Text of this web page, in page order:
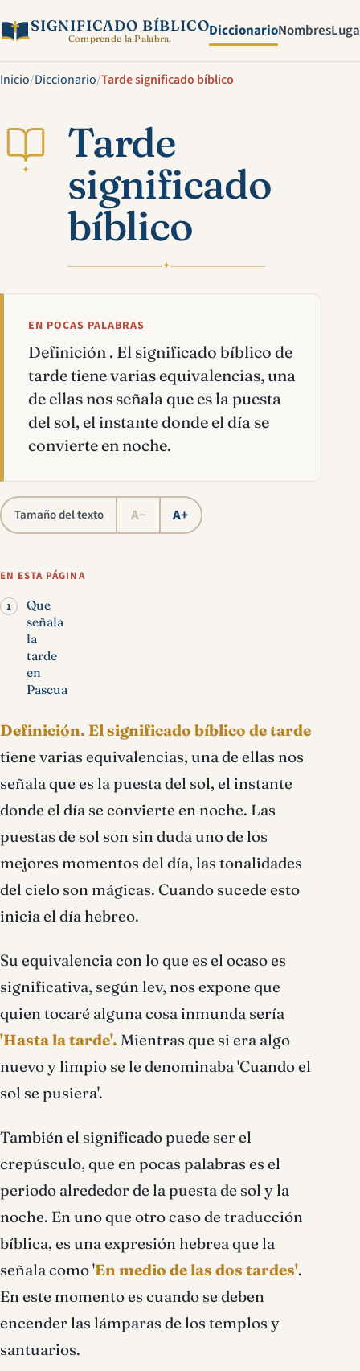
SIGNIFICADO BÍBLICO
Comprende la Palabra. DiccionarioNombres
Inicio/Diccionario/Tarde significado bíblico
✦
Tarde
significado
bíblico
✦
EN POCAS PALABRAS
Definición . El significado bíblico de
tarde tiene varias equivalencias, una
de ellas nos señala que es la puesta
del sol, el instante donde el día se
convierte en noche.
Tamaño del texto A− A+
EN ESTA PÁGINA
Que
señala
la
tarde
en
Pascua
Definición. El significado bíblico de tarde
tiene varias equivalencias, una de ellas nos
señala que es la puesta del sol, el instante
donde el día se convierte en noche. Las
puestas de sol son sin duda uno de los
mejores momentos del día, las tonalidades
del cielo son mágicas. Cuando sucede esto
inicia el día hebreo.
Su equivalencia con lo que es el ocaso es
significativa, según lev, nos expone que
quien tocaré alguna cosa inmunda sería
'Hasta la tarde'. Mientras que si era algo
nuevo y limpio se le denominaba 'Cuando el
sol se pusiera'.
También el significado puede ser el
crepúsculo, que en pocas palabras es el
periodo alrededor de la puesta de sol y la
noche. En uno que otro caso de traducción
bíblica, es una expresión hebrea que la
señala como 'En medio de las dos tardes'.
En este momento es cuando se deben
encender las lámparas de los templos y
santuarios.